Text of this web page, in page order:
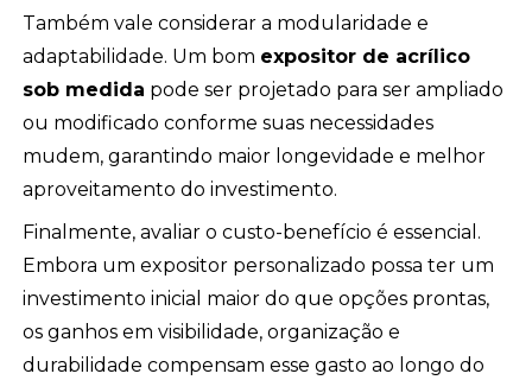
Também vale considerar a modularidade e
adaptabilidade. Um bom expositor de acrílico
sob medida pode ser projetado para ser ampliado
ou modificado conforme suas necessidades
mudem, garantindo maior longevidade e melhor
aproveitamento do investimento.
Finalmente, avaliar o custo-benefício é essencial.
Embora um expositor personalizado possa ter um
investimento inicial maior do que opções prontas,
os ganhos em visibilidade, organização e
durabilidade compensam esse gasto ao longo do